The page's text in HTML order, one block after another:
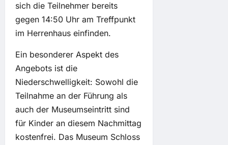
sich die Teilnehmer bereits
gegen 14:50 Uhr am Treffpunkt
im Herrenhaus einfinden.
Ein besonderer Aspekt des
Angebots ist die
Niederschwelligkeit: Sowohl die
Teilnahme an der Führung als
auch der Museumseintritt sind
für Kinder an diesem Nachmittag
kostenfrei. Das Museum Schloss